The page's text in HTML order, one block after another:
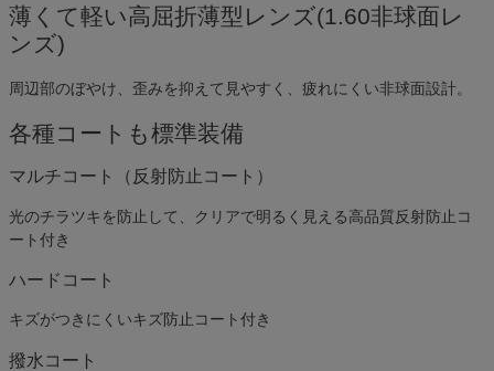
薄くて軽い高屈折薄型レンズ(1.60非球面レ
ンズ)
周辺部のぼやけ、歪みを抑えて見やすく、疲れにくい非球面設計。
各種コートも標準装備
マルチコート（反射防止コート）
光のチラツキを防止して、クリアで明るく見える高品質反射防止コ
ート付き
ハードコート
キズがつきにくいキズ防止コート付き
撥水コート